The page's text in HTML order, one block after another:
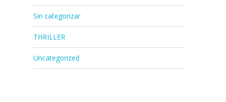
Sin categorizar
THRILLER
Uncategorized